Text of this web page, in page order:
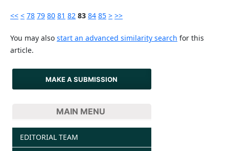
<< < 78 79 80 81 82 83 84 85 > >>
You may also start an advanced similarity search for this
article.
MAKE A SUBMISSION
MAIN MENU
EDITORIAL TEAM